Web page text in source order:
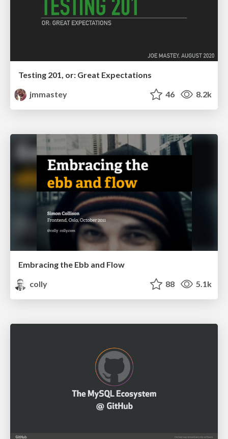
Testing 201, or: Great Expectations
jmmastey
46 8.2k
Embracing the Ebb and Flow
colly
88 5.1k